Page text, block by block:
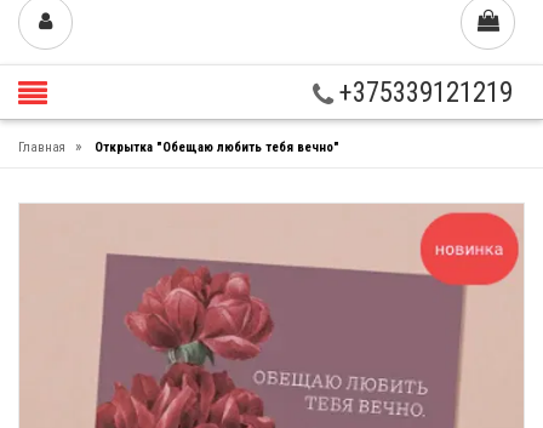
+375339121219
Главная » Открытка "Обещаю любить тебя вечно"